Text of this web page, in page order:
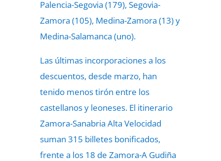
Palencia-Segovia (179), Segovia-
Zamora (105), Medina-Zamora (13) y
Medina-Salamanca (uno).
Las últimas incorporaciones a los
descuentos, desde marzo, han
tenido menos tirón entre los
castellanos y leoneses. El itinerario
Zamora-Sanabria Alta Velocidad
suman 315 billetes bonificados,
frente a los 18 de Zamora-A Gudiña